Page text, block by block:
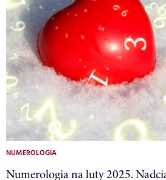
NUMEROLOGIA
Numerologia na luty 2025.